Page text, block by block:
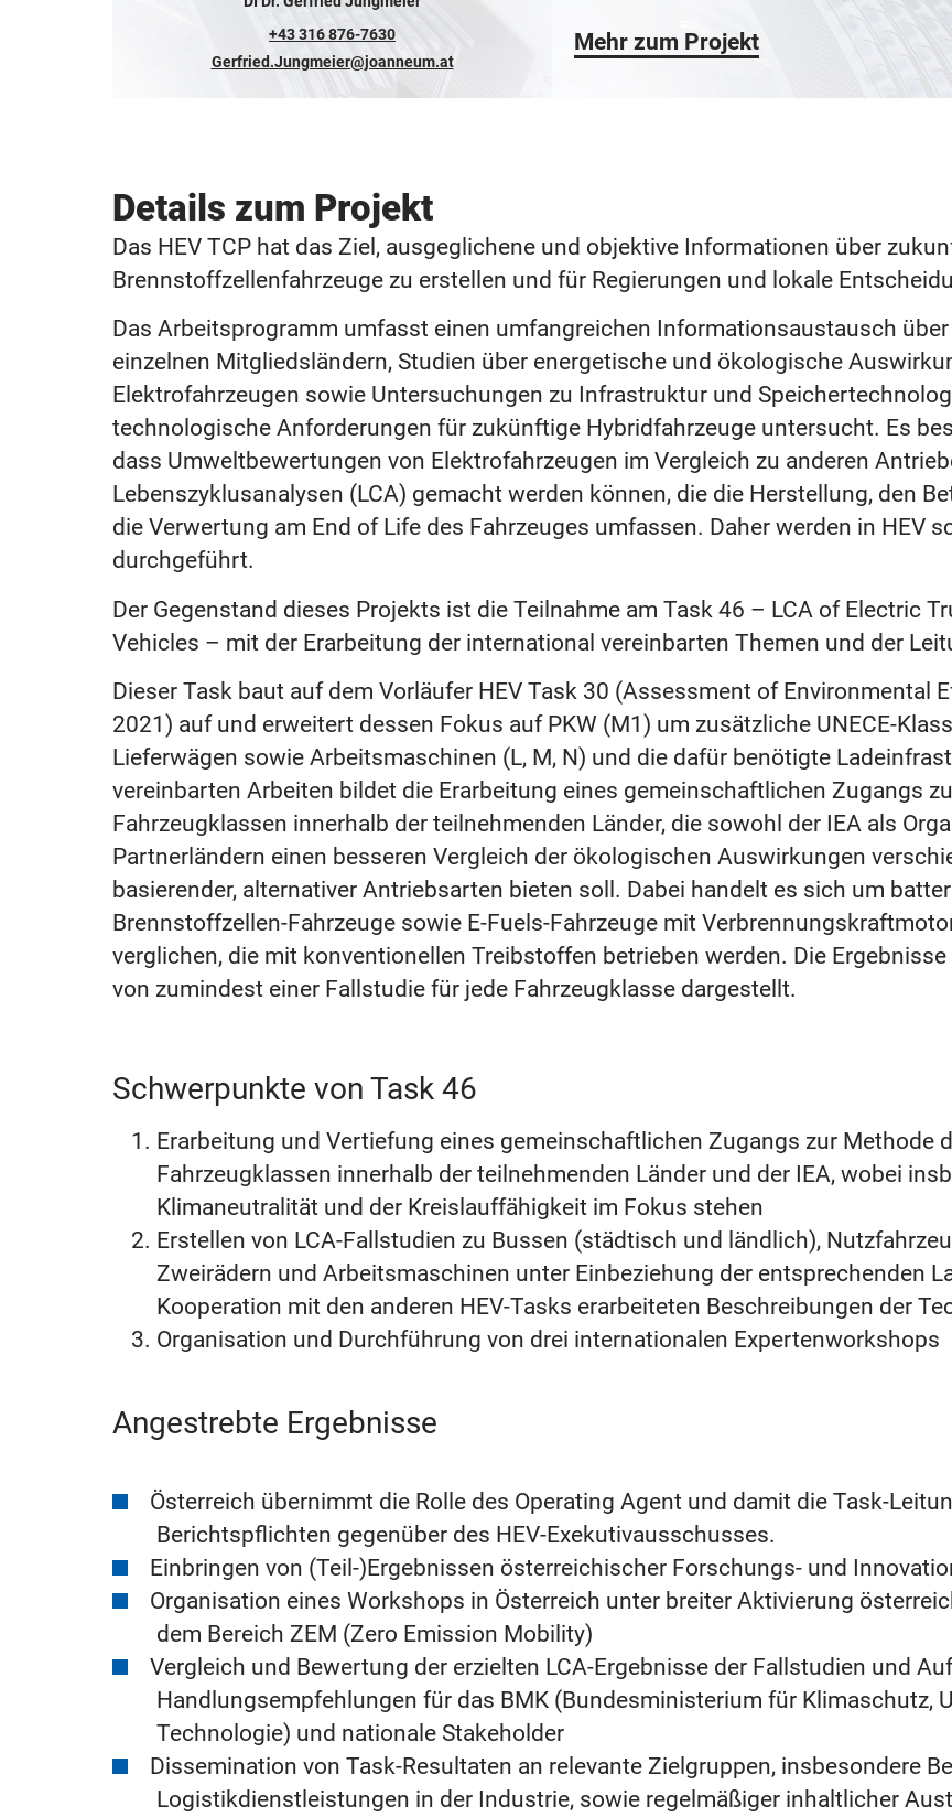
+43 316 876-7630
Gerfried.Jungmeier@joanneum.at
Mehr zum Projekt
Details zum Projekt
Das HEV TCP hat das Ziel, ausgeglichene und objektive Informationen über
Brennstoffzellenfahrzeuge zu erstellen und für Regierungen und lokale
Das Arbeitsprogramm umfasst einen umfangreichen Informationsaustausch
einzelnen Mitgliedsländern, Studien über energetische und ökologische
Elektrofahrzeugen sowie Untersuchungen zu Infrastruktur und
technologische Anforderungen für zukünftige Hybridfahrzeuge untersucht. Es
dass Umweltbewertungen von Elektrofahrzeugen im Vergleich zu anderen
Lebenszyklusanalysen (LCA) gemacht werden können, die die Herstellung, den
die Verwertung am End of Life des Fahrzeuges umfassen. Daher werden in HEV
durchgeführt.
Der Gegenstand dieses Projekts ist die Teilnahme am Task 46 – LCA of Electric
Vehicles – mit der Erarbeitung der international vereinbarten Themen und der
Dieser Task baut auf dem Vorläufer HEV Task 30 (Assessment of Environmental
2021) auf und erweitert dessen Fokus auf PKW (M1) um zusätzliche UNECE-
Lieferwägen sowie Arbeitsmaschinen (L, M, N) und die dafür benötigte
vereinbarten Arbeiten bildet die Erarbeitung eines gemeinschaftlichen Zugangs
Fahrzeugklassen innerhalb der teilnehmenden Länder, die sowohl der IEA als
Partnerländern einen besseren Vergleich der ökologischen Auswirkungen
basierender, alternativer Antriebsarten bieten soll. Dabei handelt es sich um
Brennstoffzellen-Fahrzeuge sowie E-Fuels-Fahrzeuge mit
verglichen, die mit konventionellen Treibstoffen betrieben werden. Die
von zumindest einer Fallstudie für jede Fahrzeugklasse dargestellt.
Schwerpunkte von Task 46
Erarbeitung und Vertiefung eines gemeinschaftlichen Zugangs zur Methode
Fahrzeugklassen innerhalb der teilnehmenden Länder und der IEA, wobei
Klimaneutralität und der Kreislauffähigkeit im Fokus stehen
Erstellen von LCA-Fallstudien zu Bussen (städtisch und ländlich),
Zweirädern und Arbeitsmaschinen unter Einbeziehung der entsprechenden
Kooperation mit den anderen HEV-Tasks erarbeiteten Beschreibungen der
Organisation und Durchführung von drei internationalen Expertenworkshops
Angestrebte Ergebnisse
Österreich übernimmt die Rolle des Operating Agent und damit die Task-
Berichtspflichten gegenüber des HEV-Exekutivausschusses.
Einbringen von (Teil-)Ergebnissen österreichischer Forschungs- und
Organisation eines Workshops in Österreich unter breiter Aktivierung
dem Bereich ZEM (Zero Emission Mobility)
Vergleich und Bewertung der erzielten LCA-Ergebnisse der Fallstudien und
Handlungsempfehlungen für das BMK (Bundesministerium für Klimaschutz,
Technologie) und nationale Stakeholder
Dissemination von Task-Resultaten an relevante Zielgruppen, insbesondere
Logistikdienstleistungen in der Industrie, sowie regelmäßiger inhaltlicher